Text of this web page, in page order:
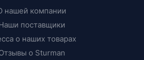
нашей компании
поставщики
о наших товарах
о Sturman